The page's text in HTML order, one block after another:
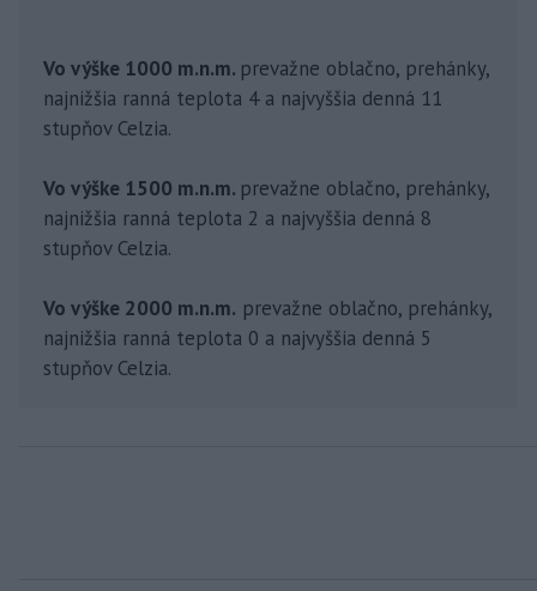
Vo výške 1000 m.n.m. prevažne oblačno, prehánky,
najnižšia ranná teplota 4 a najvyššia denná 11
stupňov Celzia.
Vo výške 1500 m.n.m. prevažne oblačno, prehánky,
najnižšia ranná teplota 2 a najvyššia denná 8
stupňov Celzia.
Vo výške 2000 m.n.m. prevažne oblačno, prehánky,
najnižšia ranná teplota 0 a najvyššia denná 5
stupňov Celzia.